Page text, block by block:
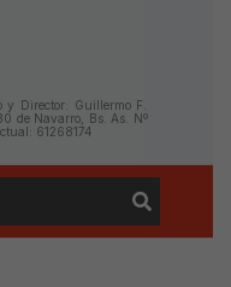
y Director: Guillermo F.
de Navarro, Bs. As. Nº
61268174